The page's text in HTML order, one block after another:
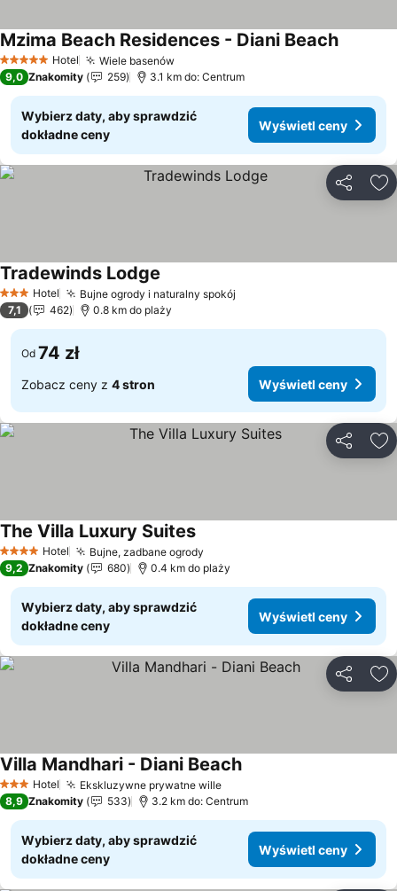
5 KategoriaHotel Wiele basenów
Mzima Beach Residences - Diani Beach
9,0 Znakomity 259 3.1 km do: Centrum
Wybierz daty, aby sprawdzić
dokładne ceny
Wyświetl ceny
3 Kategoria
Hotel Bujne ogrody i naturalny spokój
Tradewinds Lodge
7,1 462 0.8 km do plaży
Od 74 zł
Zobacz ceny z 4 stron Wyświetl ceny
4 KategoriaHotel Bujne, zadbane ogrody
The Villa Luxury Suites
9,2 Znakomity 680 0.4 km do plaży
Wybierz daty, aby sprawdzić
dokładne ceny
Wyświetl ceny
3 Kategoria
Hotel Ekskluzywne prywatne wille
Villa Mandhari - Diani Beach
8,9 Znakomity 533 3.2 km do: Centrum
Wybierz daty, aby sprawdzić
dokładne ceny
Wyświetl ceny